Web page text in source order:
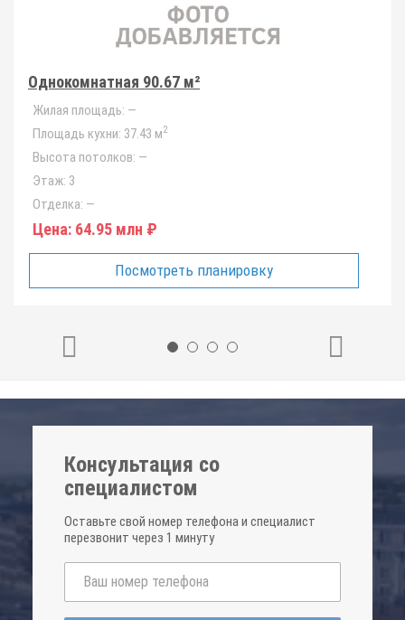
Однокомнатная 90.67 м²
Жилая площадь: —
Площадь кухни: 37.43 м2
Высота потолков: —
Этаж: 3
Отделка: —
Цена: 64.95 млн ₽
Посмотреть планировку
Консультация со
специалистом
Оставьте свой номер телефона и специалист
перезвонит через 1 минуту